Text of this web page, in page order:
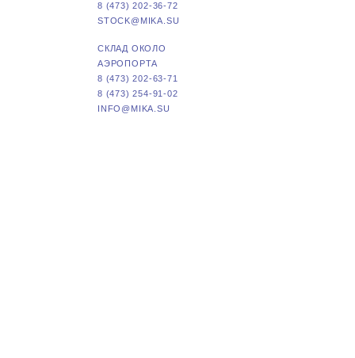
8 (473) 202-36-72
STOCK@MIKA.SU
СКЛАД ОКОЛО
АЭРОПОРТА
8 (473) 202-63-71
8 (473) 254-91-02
INFO@MIKA.SU